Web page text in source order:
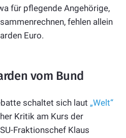
für pflegende Angehörige,
fehlen allein
Euro.
vom Bund
schaltet sich laut „Welt“
Kritik am Kurs der
Fraktionschef Klaus